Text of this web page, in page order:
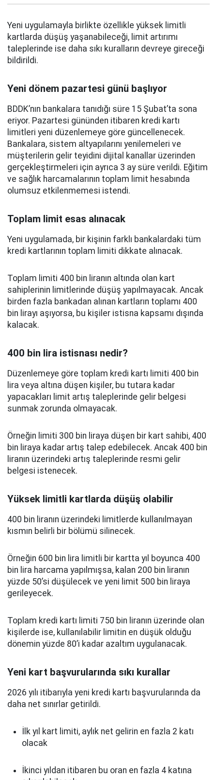
Yeni uygulamayla birlikte özellikle yüksek limitli
kartlarda düşüş yaşanabileceği, limit artırımı
taleplerinde ise daha sıkı kuralların devreye gireceği
bildirildi.
Yeni dönem pazartesi günü başlıyor
BDDK’nın bankalara tanıdığı süre 15 Şubat’ta sona
eriyor. Pazartesi gününden itibaren kredi kartı
limitleri yeni düzenlemeye göre güncellenecek.
Bankalara, sistem altyapılarını yenilemeleri ve
müşterilerin gelir teyidini dijital kanallar üzerinden
gerçekleştirmeleri için ayrıca 3 ay süre verildi. Eğitim
ve sağlık harcamalarının toplam limit hesabında
olumsuz etkilenmemesi istendi.
Toplam limit esas alınacak
Yeni uygulamada, bir kişinin farklı bankalardaki tüm
kredi kartlarının toplam limiti dikkate alınacak.
Toplam limiti 400 bin liranın altında olan kart
sahiplerinin limitlerinde düşüş yapılmayacak. Ancak
birden fazla bankadan alınan kartların toplamı 400
bin lirayı aşıyorsa, bu kişiler istisna kapsamı dışında
kalacak.
400 bin lira istisnası nedir?
Düzenlemeye göre toplam kredi kartı limiti 400 bin
lira veya altına düşen kişiler, bu tutara kadar
yapacakları limit artış taleplerinde gelir belgesi
sunmak zorunda olmayacak.
Örneğin limiti 300 bin liraya düşen bir kart sahibi, 400
bin liraya kadar artış talep edebilecek. Ancak 400 bin
liranın üzerindeki artış taleplerinde resmi gelir
belgesi istenecek.
Yüksek limitli kartlarda düşüş olabilir
400 bin liranın üzerindeki limitlerde kullanılmayan
kısmın belirli bir bölümü silinecek.
Örneğin 600 bin lira limitli bir kartta yıl boyunca 400
bin lira harcama yapılmışsa, kalan 200 bin liranın
yüzde 50’si düşülecek ve yeni limit 500 bin liraya
gerileyecek.
Toplam kredi kartı limiti 750 bin liranın üzerinde olan
kişilerde ise, kullanılabilir limitin en düşük olduğu
dönemin yüzde 80’i kadar azaltım uygulanacak.
Yeni kart başvurularında sıkı kurallar
2026 yılı itibarıyla yeni kredi kartı başvurularında da
daha net sınırlar getirildi.
İlk yıl kart limiti, aylık net gelirin en fazla 2 katı
olacak
İkinci yıldan itibaren bu oran en fazla 4 katına